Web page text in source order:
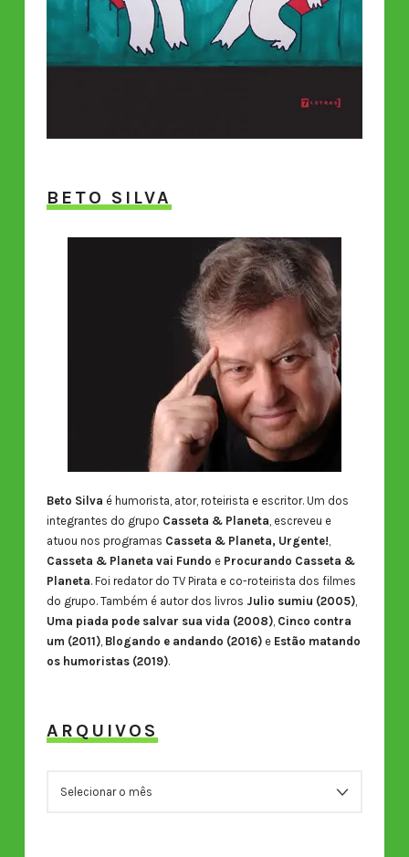
BETO SILVA
Beto Silva é humorista, ator, roteirista e escritor. Um dos
integrantes do grupo Casseta & Planeta, escreveu e
atuou nos programas Casseta & Planeta, Urgente!,
Casseta & Planeta vai Fundo e Procurando Casseta &
Planeta. Foi redator do TV Pirata e co-roteirista dos filmes
do grupo. Também é autor dos livros Julio sumiu (2005),
Uma piada pode salvar sua vida (2008), Cinco contra
um (2011), Blogando e andando (2016)e Estão matando
os humoristas (2019).
ARQUIVOS